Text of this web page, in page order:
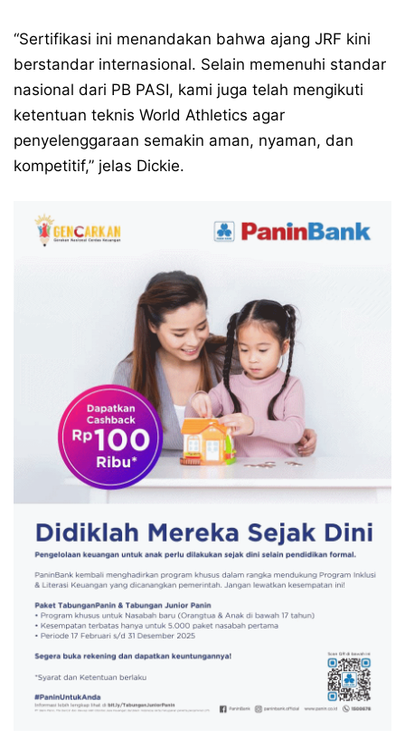
“Sertifikasi ini menandakan bahwa ajang JRF kini
berstandar internasional. Selain memenuhi standar
nasional dari PB PASI, kami juga telah mengikuti
ketentuan teknis World Athletics agar
penyelenggaraan semakin aman, nyaman, dan
kompetitif,” jelas Dickie.